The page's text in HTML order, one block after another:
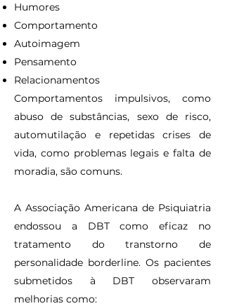
Humores
Comportamento
Autoimagem
Pensamento
Relacionamentos
Comportamentos impulsivos, como
abuso de substâncias, sexo de risco,
automutilação e repetidas crises de
vida, como problemas legais e falta de
moradia, são comuns.
A Associação Americana de Psiquiatria
endossou a DBT como eficaz no
tratamento do transtorno de
personalidade borderline. Os pacientes
submetidos à DBT observaram
melhorias como: